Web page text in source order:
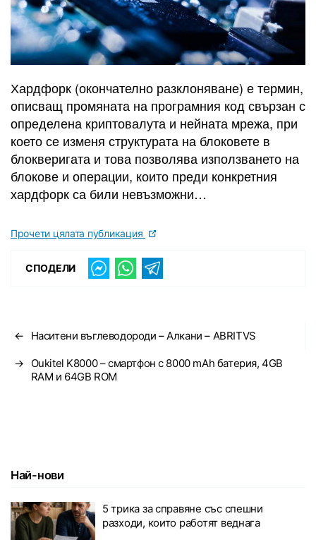
Хардфорк (окончателно разклоняване) е термин,
описващ промяната на програмния код свързан с
определена криптовалута и нейната мрежа, при
което се изменя структурата на блоковете в
блокверигата и това позволява използването на
блокове и операции, които преди конкретния
хардфорк са били невъзможни…
Прочети цялата публикация
СПОДЕЛИ
← Наситени въглеводороди – Алкани – ABRITVS
→
Oukitel K8000 – смартфон с 8000 mAh батерия, 4GB
RAM и 64GB ROM
Най-нови
5 трика за справяне със спешни
разходи, които работят веднага